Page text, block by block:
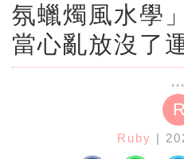
氛蠟燭風水學
當心亂放沒了
R
Ruby |